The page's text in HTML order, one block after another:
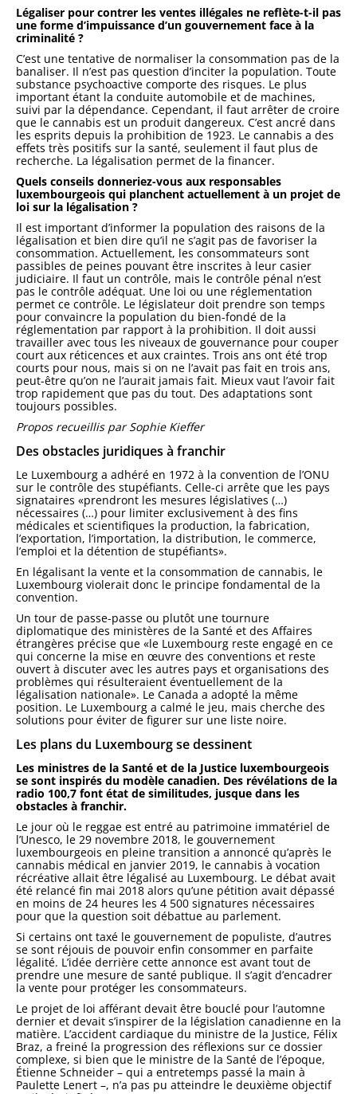
Légaliser pour contrer les ventes illégales ne reflète-t-il pas
une forme d’impuissance d’un gouvernement face à la
criminalité ?
C’est une tentative de normaliser la consommation pas de la
banaliser. Il n’est pas question d’inciter la population. Toute
substance psychoactive comporte des risques. Le plus
important étant la conduite automobile et de machines,
suivi par la dépendance. Cependant, il faut arrêter de croire
que le cannabis est un produit dangereux. C’est ancré dans
les esprits depuis la prohibition de 1923. Le cannabis a des
effets très positifs sur la santé, seulement il faut plus de
recherche. La légalisation permet de la financer.
Quels conseils donneriez-vous aux responsables
luxembourgeois qui planchent actuellement à un projet de
loi sur la légalisation ?
Il est important d’informer la population des raisons de la
légalisation et bien dire qu’il ne s’agit pas de favoriser la
consommation. Actuellement, les consommateurs sont
passibles de peines pouvant être inscrites à leur casier
judiciaire. Il faut un contrôle, mais le contrôle pénal n’est
pas le contrôle adéquat. Une loi ou une réglementation
permet ce contrôle. Le législateur doit prendre son temps
pour convaincre la population du bien-fondé de la
réglementation par rapport à la prohibition. Il doit aussi
travailler avec tous les niveaux de gouvernance pour couper
court aux réticences et aux craintes. Trois ans ont été trop
courts pour nous, mais si on ne l’avait pas fait en trois ans,
peut-être qu’on ne l’aurait jamais fait. Mieux vaut l’avoir fait
trop rapidement que pas du tout. Des adaptations sont
toujours possibles.
Propos recueillis par Sophie Kieffer
Des obstacles juridiques à franchir
Le Luxembourg a adhéré en 1972 à la convention de l’ONU
sur le contrôle des stupéfiants. Celle-ci arrête que les pays
signataires «prendront les mesures législatives (…)
nécessaires (…) pour limiter exclusivement à des fins
médicales et scientifiques la production, la fabrication,
l’exportation, l’importation, la distribution, le commerce,
l’emploi et la détention de stupéfiants».
En légalisant la vente et la consommation de cannabis, le
Luxembourg violerait donc le principe fondamental de la
convention.
Un tour de passe-passe ou plutôt une tournure
diplomatique des ministères de la Santé et des Affaires
étrangères précise que «le Luxembourg reste engagé en ce
qui concerne la mise en œuvre des conventions et reste
ouvert à discuter avec les autres pays et organisations des
problèmes qui résulteraient éventuellement de la
légalisation nationale». Le Canada a adopté la même
position. Le Luxembourg a calmé le jeu, mais cherche des
solutions pour éviter de figurer sur une liste noire.
Les plans du Luxembourg se dessinent
Les ministres de la Santé et de la Justice luxembourgeois
se sont inspirés du modèle canadien. Des révélations de la
radio 100,7 font état de similitudes, jusque dans les
obstacles à franchir.
Le jour où le reggae est entré au patrimoine immatériel de
l’Unesco, le 29 novembre 2018, le gouvernement
luxembourgeois en pleine transition a annoncé qu’après le
cannabis médical en janvier 2019, le cannabis à vocation
récréative allait être légalisé au Luxembourg. Le débat avait
été relancé fin mai 2018 alors qu’une pétition avait dépassé
en moins de 24 heures les 4 500 signatures nécessaires
pour que la question soit débattue au parlement.
Si certains ont taxé le gouvernement de populiste, d’autres
se sont réjouis de pouvoir enfin consommer en parfaite
légalité. L’idée derrière cette annonce est avant tout de
prendre une mesure de santé publique. Il s’agit d’encadrer
la vente pour protéger les consommateurs.
Le projet de loi afférant devait être bouclé pour l’automne
dernier et devait s’inspirer de la législation canadienne en la
matière. L’accident cardiaque du ministre de la Justice, Félix
Braz, a freiné la progression des réflexions sur ce dossier
complexe, si bien que le ministre de la Santé de l’époque,
Étienne Schneider – qui a entretemps passé la main à
Paulette Lenert –, n’a pas pu atteindre le deuxième objectif